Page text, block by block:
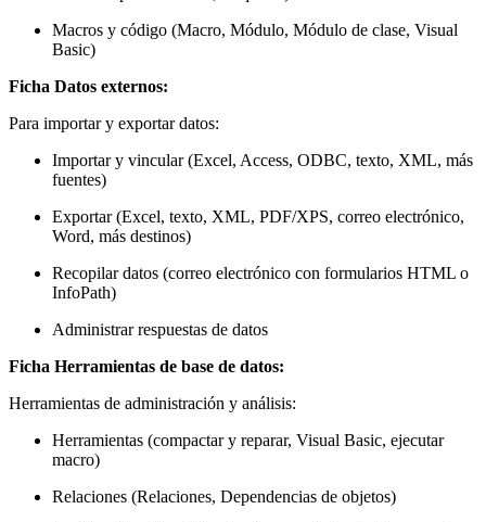
Macros y código (Macro, Módulo, Módulo de clase, Visual
Basic)
Ficha Datos externos:
Para importar y exportar datos:
Importar y vincular (Excel, Access, ODBC, texto, XML, más
fuentes)
Exportar (Excel, texto, XML, PDF/XPS, correo electrónico,
Word, más destinos)
Recopilar datos (correo electrónico con formularios HTML o
InfoPath)
Administrar respuestas de datos
Ficha Herramientas de base de datos:
Herramientas de administración y análisis:
Herramientas (compactar y reparar, Visual Basic, ejecutar
macro)
Relaciones (Relaciones, Dependencias de objetos)